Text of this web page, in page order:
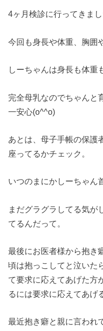
4ヶ月検診に行ってきまし
今回も身長や体重、胸囲
しーちゃんは身長も体重
完全母乳なのでちゃんと
一安心(o^^o)
あとは、母子手帳の保護
座ってるかチェック。
いつのまにかしーちゃん
まだグラグラしてる気が
てるんだって。
最後にお医者様から抱き
頃は抱っこしてと泣いた
て要求に応えてあげた方
るには要求に応えてあげ
最近抱き癖と親に言われ